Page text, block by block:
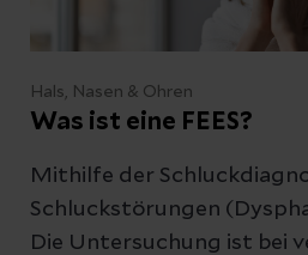
Hals, Nasen & Ohren
Was ist eine FEES?
Mithilfe der
Schluckstörungen
Die Untersuchung ist bei